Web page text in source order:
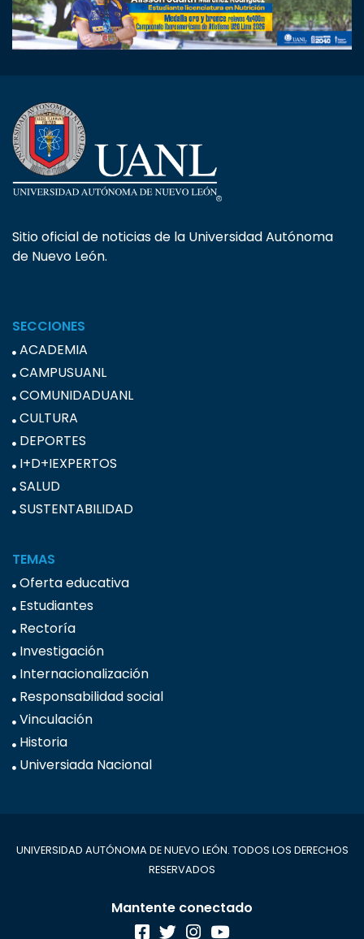
Sitio oficial de noticias de la Universidad Autónoma
de Nuevo León.
SECCIONES
ACADEMIA
CAMPUSUANL
COMUNIDADUANL
CULTURA
DEPORTES
I+D+IEXPERTOS
SALUD
SUSTENTABILIDAD
TEMAS
Oferta educativa
Estudiantes
Rectoría
Investigación
Internacionalización
Responsabilidad social
Vinculación
Historia
Universiada Nacional
UNIVERSIDAD AUTÓNOMA DE NUEVO LEÓN. TODOS LOS DERECHOS
RESERVADOS
Mantente conectado